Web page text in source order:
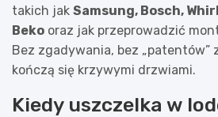
takich jak Samsung, Bosch,
Beko oraz jak przeprowadzić
Bez zgadywania, bez
kończą się krzywymi drzwiami.
Kiedy uszczelka w